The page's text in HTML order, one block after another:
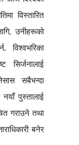
विस्तारित
उनीहरूको
विश्वभरिका
सिर्जनालाई
सबैभन्दा
पुस्तालाई
गराउने तथा
बनेर